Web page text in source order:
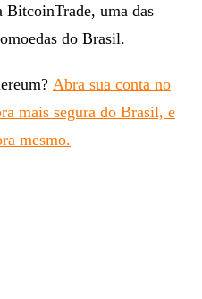
uma das
do Brasil.
Abra sua conta no
mais segura do Brasil, e
mesmo.